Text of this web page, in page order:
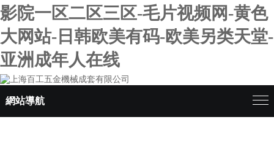
影院一区二区三区-毛片视频网-黄色
大网站-日韩欧美有码-欧美另类天堂-
亚洲成年人在线
網站導航